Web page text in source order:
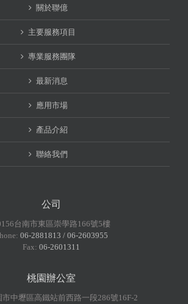
關於聯億
主要服務項目
專業服務團隊
最新消息
應用市場
產品介紹
聯絡我們
公司
台南市東區崇學路166號5樓
06-2881813 / 06-2603955
Fax: 06-2601311
桃園辦公室
市中壢區高鐵站前西路一段286號16F-2